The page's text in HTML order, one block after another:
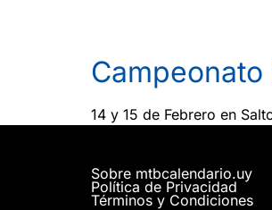
14 y 15 de Febrero en
Términos y Condiciones
Política de Privacidad
Sobre mtbcalendario.uy